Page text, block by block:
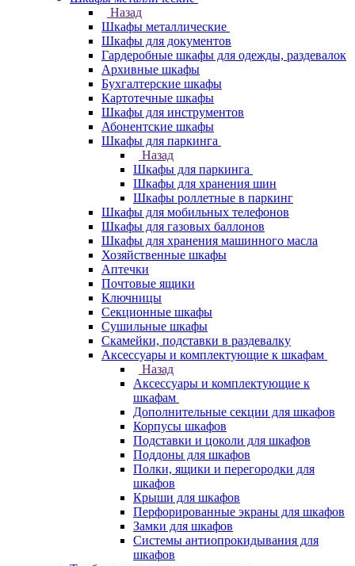
Назад
Шкафы металлические
Шкафы для документов
Гардеробные шкафы для одежды, раздевалок
Архивные шкафы
Бухгалтерские шкафы
Картотечные шкафы
Шкафы для инструментов
Абонентские шкафы
Шкафы для паркинга
Назад
Шкафы для паркинга
Шкафы для хранения шин
Шкафы роллетные в паркинг
Шкафы для мобильных телефонов
Шкафы для газовых баллонов
Шкафы для хранения машинного масла
Хозяйственные шкафы
Аптечки
Почтовые ящики
Ключницы
Секционные шкафы
Сушильные шкафы
Скамейки, подставки в раздевалку
Аксессуары и комплектующие к шкафам
Назад
Аксессуары и комплектующие к
шкафам
Дополнительные секции для шкафов
Корпусы шкафов
Подставки и цоколи для шкафов
Поддоны для шкафов
Полки, ящики и перегородки для
шкафов
Крыши для шкафов
Перфорированные экраны для шкафов
Замки для шкафов
Системы антиопрокидывания для
шкафов